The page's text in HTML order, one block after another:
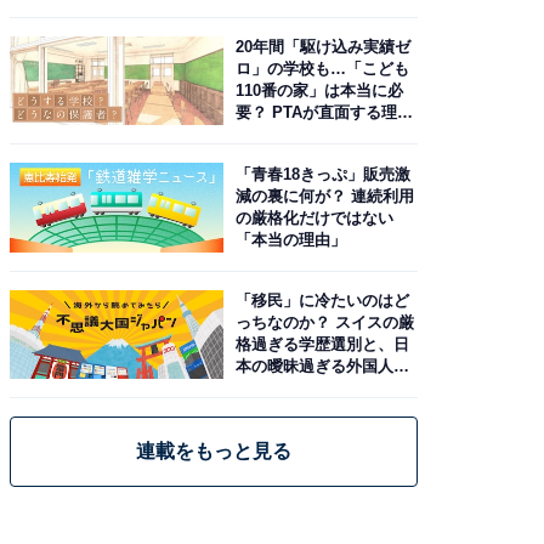
20年間「駆け込み実績ゼ
ロ」の学校も…「こども
110番の家」は本当に必
要？ PTAが直面する理想
「青春18きっぷ」販売激
減の裏に何が？ 連続利用
の厳格化だけではない
「本当の理由」
「移民」に冷たいのはど
っちなのか？ スイスの厳
格過ぎる学歴選別と、日
本の曖昧過ぎる外国人政
連載をもっと見る